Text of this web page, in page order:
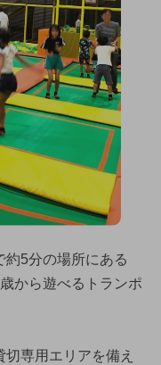
5分の場所にある
から遊べるトランポ
切専用エリアを備え